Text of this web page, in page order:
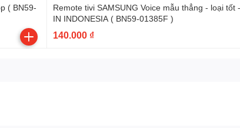
Remote tivi SAMSUNG Voice mẫu thẳng - loại tốt --- có hộp MADE
IN INDONESIA ( BN59-01385F )
140.000 ₫